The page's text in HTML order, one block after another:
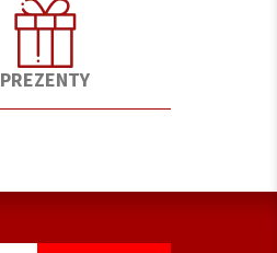
PREZENTY